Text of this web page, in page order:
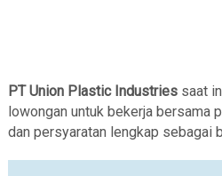
PT Union Plastic Industriessaat
lowongan untuk bekerja bersama
dan persyaratan lengkap sebagai